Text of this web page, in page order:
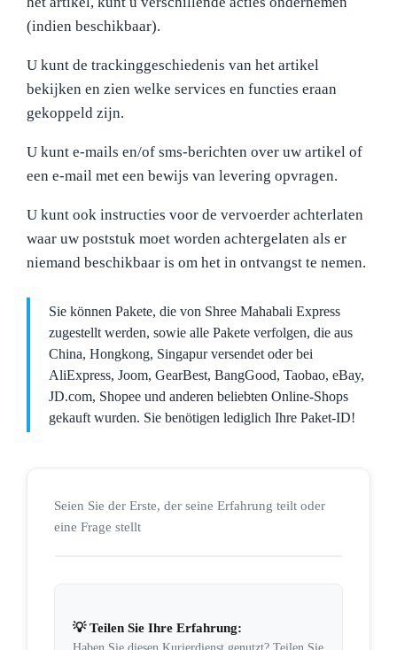
(indien beschikbaar).
U kunt de trackinggeschiedenis van het artikel
bekijken en zien welke services en functies eraan
gekoppeld zijn.
U kunt e-mails en/of sms-berichten over uw artikel of
een e-mail met een bewijs van levering opvragen.
U kunt ook instructies voor de vervoerder achterlaten
waar uw poststuk moet worden achtergelaten als er
niemand beschikbaar is om het in ontvangst te nemen.
Sie können Pakete, die von Shree Mahabali Express
zugestellt werden, sowie alle Pakete verfolgen, die aus
China, Hongkong, Singapur versendet oder bei
AliExpress, Joom, GearBest, BangGood, Taobao, eBay,
JD.com, Shopee und anderen beliebten Online-Shops
gekauft wurden. Sie benötigen lediglich Ihre Paket-ID!
Seien Sie der Erste, der seine Erfahrung teilt oder
eine Frage stellt
💡 Teilen Sie Ihre Erfahrung: